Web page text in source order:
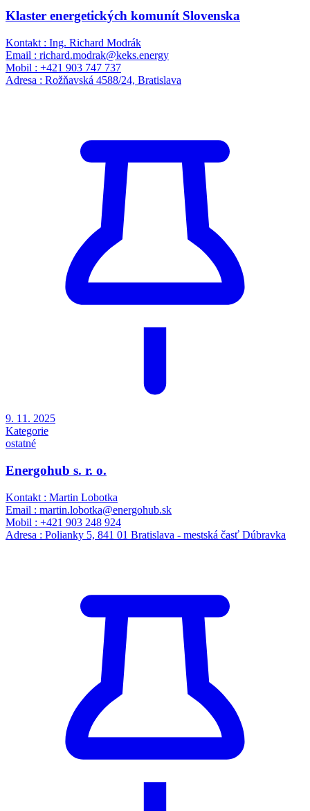
Klaster energetických komunít Slovenska
Kontakt : Ing. Richard Modrák
Email : richard.modrak@keks.energy
Mobil : +421 903 747 737
Adresa : Rožňavská 4588/24, Bratislava
9. 11. 2025
Kategorie
ostatné
Energohub s. r. o.
Kontakt : Martin Lobotka
Email : martin.lobotka@energohub.sk
Mobil : +421 903 248 924
Adresa : Polianky 5, 841 01 Bratislava - mestská časť Dúbravka